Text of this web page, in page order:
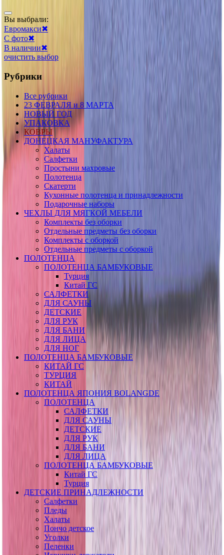
Вы выбрали:
Евромакси✖
С фото✖
В наличии✖
очистить выбор
Рубрики
Все рубрики
23 ФЕВРАЛЯ и 8 МАРТА
НОВЫЙ ГОД
УПАКОВКА
КОВРЫ
ДОНЕЦКАЯ МАНУФАКТУРА
Халаты
Салфетки
Простыни махровые
Полотенца
Скатерти
Кухонные полотенца и принадлежности
Подарочные наборы
ЧЕХЛЫ ДЛЯ МЯГКОЙ МЕБЕЛИ
Комплекты без оборки
Отдельные предметы без оборки
Комплекты с оборкой
Отдельные предметы с оборкой
ПОЛОТЕНЦА
ПОЛОТЕНЦА БАМБУКОВЫЕ
Турция
Китай ГС
САЛФЕТКИ
ДЛЯ САУНЫ
ДЕТСКИЕ
ДЛЯ РУК
ДЛЯ БАНИ
ДЛЯ ЛИЦА
ДЛЯ НОГ
ПОЛОТЕНЦА БАМБУКОВЫЕ
КИТАЙ ГС
ТУРЦИЯ
КИТАЙ
ПОЛОТЕНЦА ЯПОНИЯ BOLANGDE
ПОЛОТЕНЦА
САЛФЕТКИ
ДЛЯ САУНЫ
ДЕТСКИЕ
ДЛЯ РУК
ДЛЯ БАНИ
ДЛЯ ЛИЦА
ПОЛОТЕНЦА БАМБУКОВЫЕ
Китай ГС
Турция
ДЕТСКИЕ ПРИНАДЛЕЖНОСТИ
Салфетки
Пледы
Халаты
Пончо детское
Уголки
Пеленки